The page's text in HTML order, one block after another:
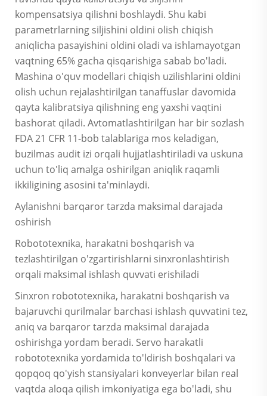
kompensatsiya qilishni boshlaydi. Shu kabi
parametrlarning siljishini oldini olish chiqish
aniqlicha pasayishini oldini oladi va ishlamayotgan
vaqtning 65% gacha qisqarishiga sabab bo'ladi.
Mashina o'quv modellari chiqish uzilishlarini oldini
olish uchun rejalashtirilgan tanaffuslar davomida
qayta kalibratsiya qilishning eng yaxshi vaqtini
bashorat qiladi. Avtomatlashtirilgan har bir sozlash
FDA 21 CFR 11-bob talablariga mos keladigan,
buzilmas audit izi orqali hujjatlashtiriladi va uskuna
uchun to'liq amalga oshirilgan aniqlik raqamli
ikkiligining asosini ta'minlaydi.
Aylanishni barqaror tarzda maksimal darajada
oshirish
Robototexnika, harakatni boshqarish va
tezlashtirilgan o'zgartirishlarni sinxronlashtirish
orqali maksimal ishlash quvvati erishiladi
Sinxron robototexnika, harakatni boshqarish va
bajaruvchi qurilmalar barchasi ishlash quvvatini tez,
aniq va barqaror tarzda maksimal darajada
oshirishga yordam beradi. Servo harakatli
robototexnika yordamida to'ldirish boshqalari va
qopqoq qo'yish stansiyalari konveyerlar bilan real
vaqtda aloqa qilish imkoniyatiga ega bo'ladi, shu